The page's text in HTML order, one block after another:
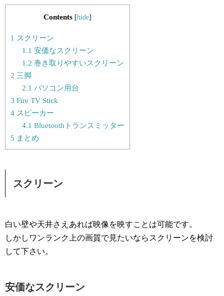
Contents [hide]
1 スクリーン
1.1 安価なスクリーン
1.2 巻き取りやすいスクリーン
2 三脚
2.1 パソコン用台
3 Fire TV Stick
4 スピーカー
4.1 Bluetoothトランスミッター
5 まとめ
スクリーン
白い壁や天井さえあれば映像を映すことは可能です。
しかしワンランク上の画質で見たいならスクリーンを検討
して下さい。
安価なスクリーン